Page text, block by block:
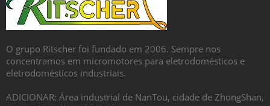
O grupo Ritscher foi fundado em 2006. Sempre nos
concentramos em micromotores para eletrodomésticos e
eletrodomésticos industriais.
ADICIONAR: Área industrial de NanTou, cidade de ZhongShan,